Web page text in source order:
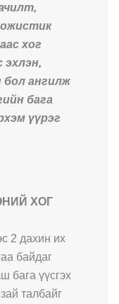
хог
эхлэн,
бол ангилж
бага
үүрэг
ХОГ
2 дахин их
байдаг
бага үүсгэх
талбайг